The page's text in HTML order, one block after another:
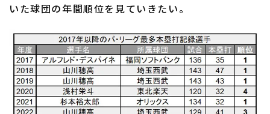
いた球団の年間順位を見ていきたい。